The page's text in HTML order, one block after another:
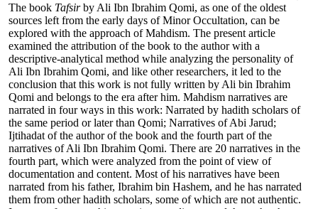
The book Tafsirby Ali Ibn Ibrahim Qomi, as one of the oldest
sources left from the early days of Minor Occultation, can be
explored with the approach of Mahdism. The present article
examined the attribution of the book to the author with a
descriptive-analytical method while analyzing the personality of
Ali Ibn Ibrahim Qomi, and like other researchers, it led to the
conclusion that this work is not fully written by Ali bin Ibrahim
Qomi and belongs to the era after him. Mahdism narratives are
narrated in four ways in this work: Narrated by hadith scholars of
the same period or later than Qomi; Narratives of Abi Jarud;
Ijtihadat of the author of the book and the fourth part of the
narratives of Ali Ibn Ibrahim Qomi. There are 20 narratives in the
fourth part, which were analyzed from the point of view of
documentation and content. Most of his narratives have been
narrated from his father, Ibrahim bin Hashem, and he has narrated
them from other hadith scholars, some of which are not authentic.